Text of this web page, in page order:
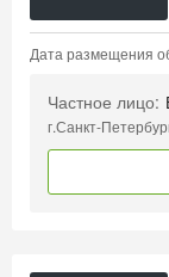
Дата размещения
Частное лицо:
г.Санкт-